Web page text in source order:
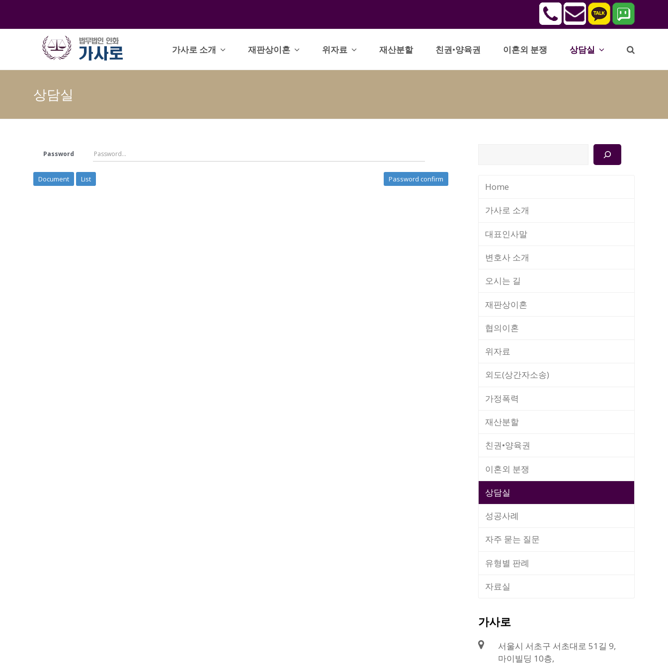
가사로 소개 재판상이혼 위자료 재산분할 친권•양육권 이혼외 분쟁 상담실
상담실
Password
Document List Password confirm
Home
가사로 소개
대표인사말
변호사 소개
오시는 길
재판상이혼
협의이혼
위자료
외도(상간자소송)
가정폭력
재산분할
친권•양육권
이혼외 분쟁
상담실
성공사례
자주 묻는 질문
유형별 판례
자료실
가사로
서울시 서초구 서초대로 51길 9,
마이빌딩 10층,